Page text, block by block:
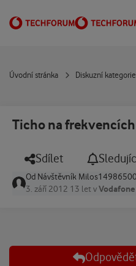
Úvodní stránka Diskuzní kategorie
Ticho na
Sdílet
Od Návštěvník
3. září 2012 13 let vVodafone